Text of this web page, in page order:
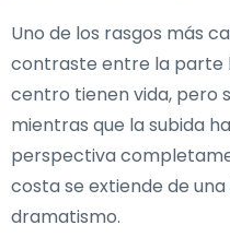
Uno de los rasgos más
contraste entre la parte
centro tienen vida, pero
mientras que la subida
perspectiva
costa se extiende de
dramatismo.